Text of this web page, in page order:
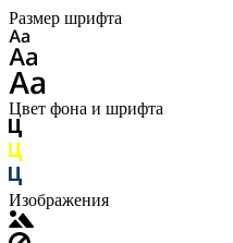
Размер шрифта
Цвет фона и шрифта
Изображения